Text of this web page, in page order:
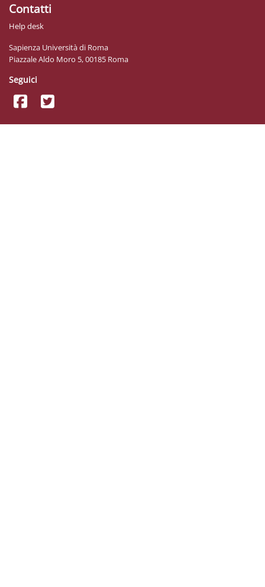
Contatti
Help desk
Sapienza Università di Roma
Piazzale Aldo Moro 5, 00185 Roma
Seguici